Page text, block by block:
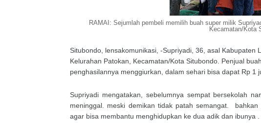
RAMAI: Sejumlah pembeli memilih buah super milik
Kecamatan/Kota
Situbondo, lensakomunikasi, -Supriyadi, 36, asal Kabupaten
Kelurahan Patokan, Kecamatan/Kota Situbondo. Penjual
penghasilannya menggiurkan, dalam sehari bisa dapat Rp 1
Supriyadi mengatakan, sebelumnya sempat bersekolah
meninggal. meski demikan tidak patah semangat.
agar bisa membantu menghidupkan ke dua adik dan ibunya .